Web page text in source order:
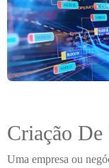
Criação De
Uma empresa ou